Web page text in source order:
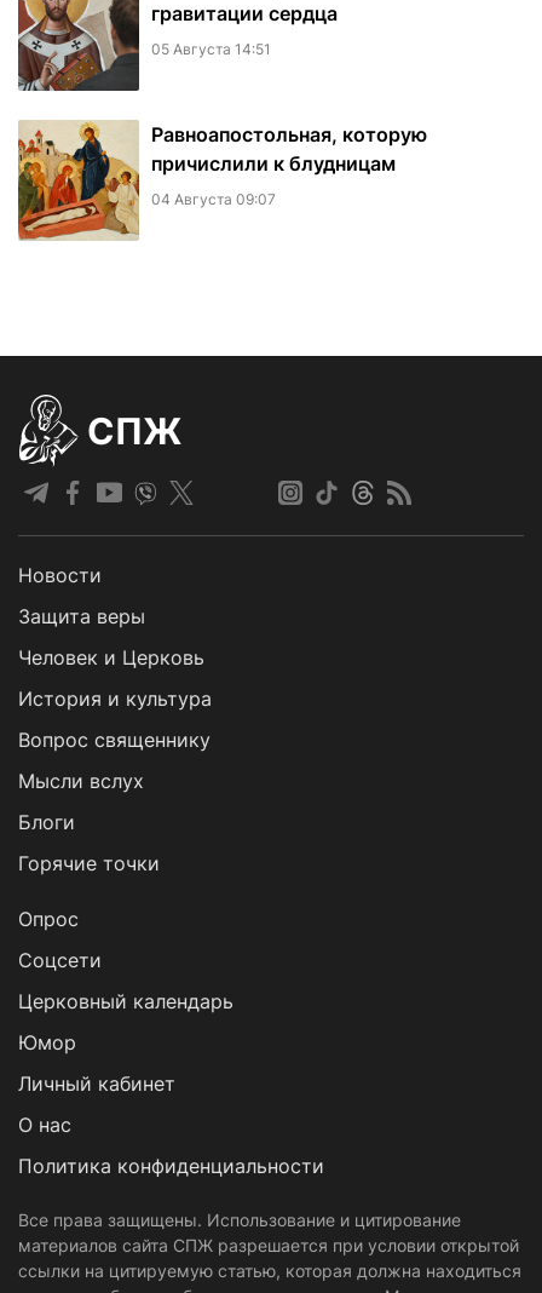
гравитации сердца
05 Августа 14:51
Равноапостольная, которую
причислили к блудницам
04 Августа 09:07
СПЖ
Новости
Защита веры
Человек и Церковь
История и культура
Вопрос священнику
Мысли вслух
Блоги
Горячие точки
Опрос
Cоцсети
Церковный календарь
Юмор
Личный кабинет
О нас
Политика конфиденциальности
Все права защищены. Использование и цитирование
материалов сайта СПЖ разрешается при условии открытой
ссылки на цитируемую статью, которая должна находиться